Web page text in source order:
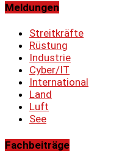
Meldungen
Streitkräfte
Rüstung
Industrie
Cyber/IT
International
Land
Luft
See
Fachbeiträge